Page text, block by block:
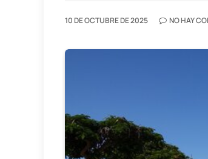
10 DE OCTUBRE DE 2025 NO HAY